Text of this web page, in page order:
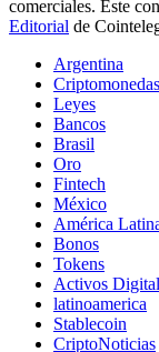
comerciales. Este
Editorial de
Argentina
Criptomonedas
Leyes
Bancos
Brasil
Oro
Fintech
México
América
Bonos
Tokens
Activos
latinoamerica
Stablecoin
CriptoNoticias